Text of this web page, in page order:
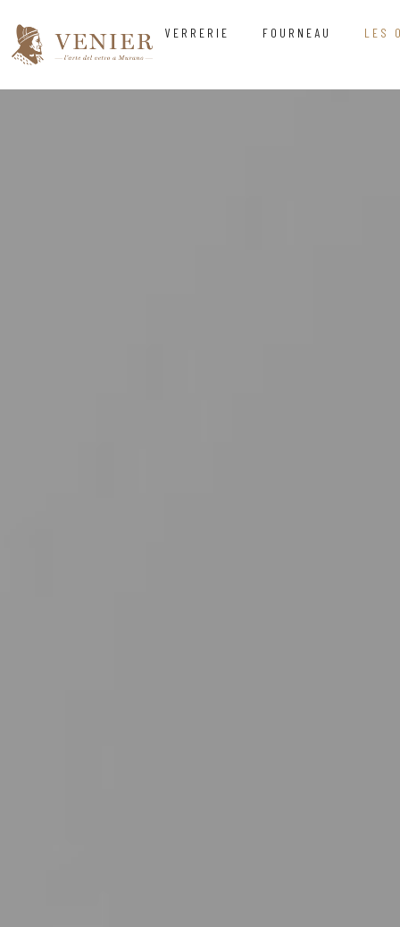
VERRERIE FOURNEAU LES